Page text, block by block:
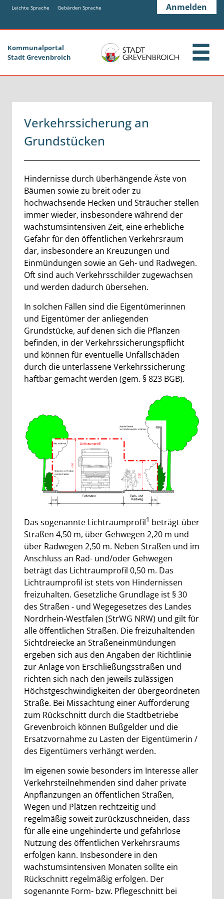
Zum Hauptinhalt springen
Zum Header
Zum Hauptinhalt
Zum Footer
Leichte Sprache Gebärden Sprache Anmelden
Kommunalportal
Stadt Grevenbroich
Verkehrssicherung an
Grundstücken
Beschreibung
Hindernisse durch überhängende Äste von
Bäumen sowie zu breit oder zu
hochwachsende Hecken und Sträucher stellen
immer wieder, insbesondere während der
wachstumsintensiven Zeit, eine erhebliche
Gefahr für den öffentlichen Verkehrsraum
dar, insbesondere an Kreuzungen und
Einmündungen sowie an Geh- und Radwegen.
Oft sind auch Verkehrsschilder zugewachsen
und werden dadurch übersehen.
In solchen Fällen sind die Eigentümerinnen
und Eigentümer der anliegenden
Grundstücke, auf denen sich die Pflanzen
befinden, in der Verkehrssicherungspflicht
und können für eventuelle Unfallschäden
durch die unterlassene Verkehrssicherung
haftbar gemacht werden (gem. § 823 BGB).
Das sogenannte Lichtraumprofil1 beträgt über
Straßen 4,50 m, über Gehwegen 2,20 m und
über Radwegen 2,50 m. Neben Straßen und im
Anschluss an Rad- und/oder Gehwegen
beträgt das Lichtraumprofil 0,50 m. Das
Lichtraumprofil ist stets von Hindernissen
freizuhalten. Gesetzliche Grundlage ist § 30
des Straßen - und Wegegesetzes des Landes
Nordrhein-Westfalen (StrWG NRW) und gilt für
alle öffentlichen Straßen. Die freizuhaltenden
Sichtdreiecke an Straßeneinmündungen
ergeben sich aus den Angaben der Richtlinie
zur Anlage von Erschließungsstraßen und
richten sich nach den jeweils zulässigen
Höchstgeschwindigkeiten der übergeordneten
Straße. Bei Missachtung einer Aufforderung
zum Rückschnitt durch die Stadtbetriebe
Grevenbroich können Bußgelder und die
Ersatzvornahme zu Lasten der Eigentümerin /
des Eigentümers verhängt werden.
Im eigenen sowie besonders im Interesse aller
Verkehrsteilnehmenden sind daher private
Anpflanzungen an öffentlichen Straßen,
Wegen und Plätzen rechtzeitig und
regelmäßig soweit zurückzuschneiden, dass
für alle eine ungehinderte und gefahrlose
Nutzung des öffentlichen Verkehrsraums
erfolgen kann. Insbesondere in den
wachstumsintensiven Monaten sollte ein
Rückschnitt regelmäßig erfolgen. Der
sogenannte Form- bzw. Pflegeschnitt bei